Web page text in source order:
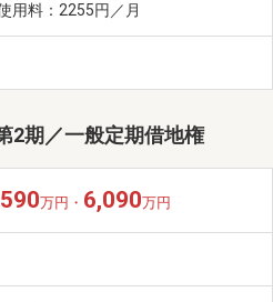
用料：2255円／月
2期／一般定期借地権
万円・ 6,090万円